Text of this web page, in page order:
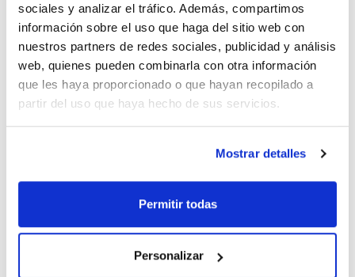
sociales y analizar el tráfico. Además, compartimos
información sobre el uso que haga del sitio web con
nuestros partners de redes sociales, publicidad y análisis
web, quienes pueden combinarla con otra información
que les haya proporcionado o que hayan recopilado a
partir del uso que haya hecho de sus servicios.
Mostrar detalles
Permitir todas
Personalizar
Referencia
CPAP815950
Envase
Precio
Comprar
Disponibilidad
Ver stock
Disolvente
Methanol
Envase
Ampoule 1 mL
Envase
x1ml
Disponibilidad